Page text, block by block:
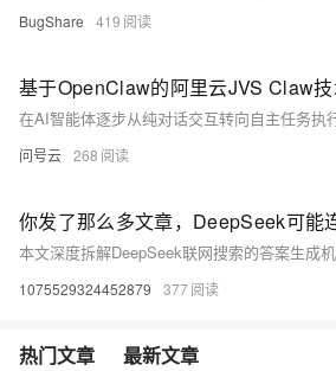
BugShare 419
问号云 268
你发了那么多文章，DeepSeek可能
1075529324452879 377
热门文章 最新文章